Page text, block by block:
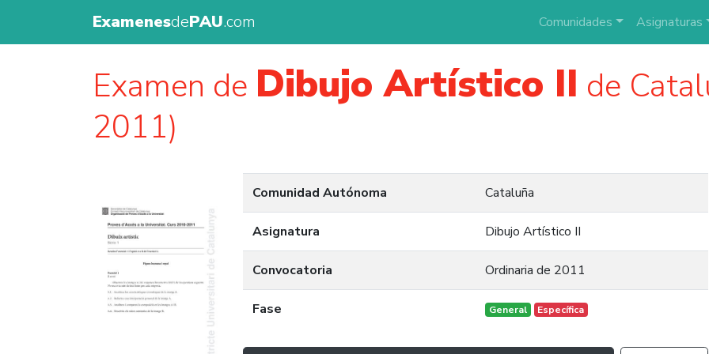
ExamenesdePAU.com Comunidades Asignaturas
Examen de Dibujo Artístico II de
2011)
Comunidad Autónoma Cataluña
Asignatura Dibujo Artístico II
Convocatoria Ordinaria de 2011
Fase General Específica